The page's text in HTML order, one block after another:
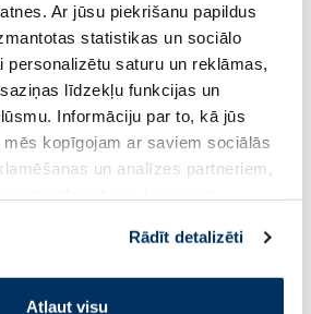
Ar jūsu piekrišanu papildus
statistikas un sociālo
personalizētu saturu un reklāmas,
līdzekļu funkcijas un
Informāciju par to, kā jūs
kopīgojam ar saviem sociālās
un analīzes partneriem,
šo papildu sīkdatņu
atzīmējiet savu izvēli:
Rādīt detalizēti
Atļaut visu
10 gab.
BELLA Herbs Aloe
paketes, 20 gab.
1.75 € 2.69 €